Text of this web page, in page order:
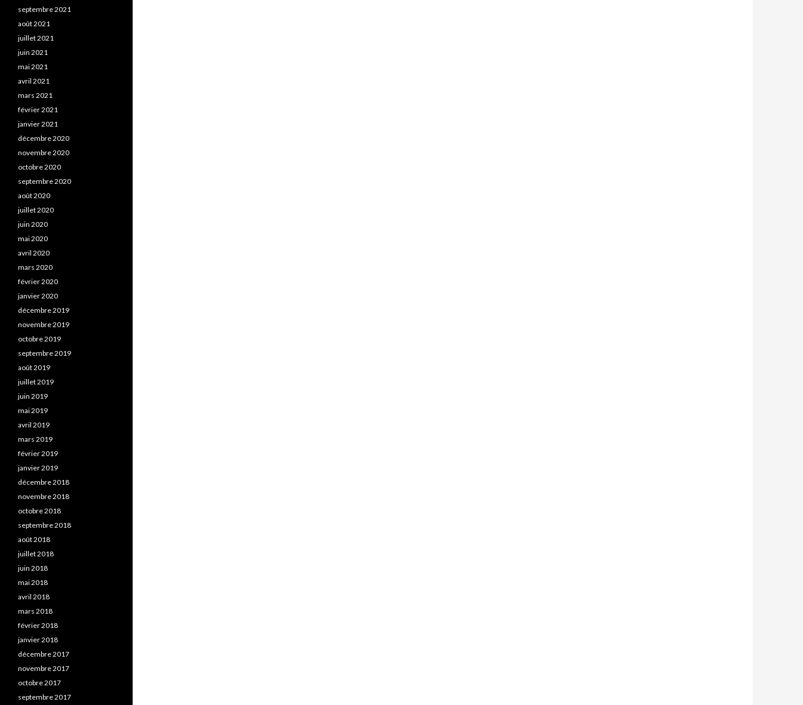
septembre 2021
août 2021
juillet 2021
juin 2021
mai 2021
avril 2021
mars 2021
février 2021
janvier 2021
décembre 2020
novembre 2020
octobre 2020
septembre 2020
août 2020
juillet 2020
juin 2020
mai 2020
avril 2020
mars 2020
février 2020
janvier 2020
décembre 2019
novembre 2019
octobre 2019
septembre 2019
août 2019
juillet 2019
juin 2019
mai 2019
avril 2019
mars 2019
février 2019
janvier 2019
décembre 2018
novembre 2018
octobre 2018
septembre 2018
août 2018
juillet 2018
juin 2018
mai 2018
avril 2018
mars 2018
février 2018
janvier 2018
décembre 2017
novembre 2017
octobre 2017
septembre 2017